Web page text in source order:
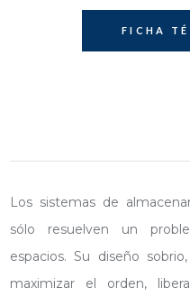
FICHA
Los sistemas de
sólo resuelven un
espacios. Su diseño
maximizar el orden,